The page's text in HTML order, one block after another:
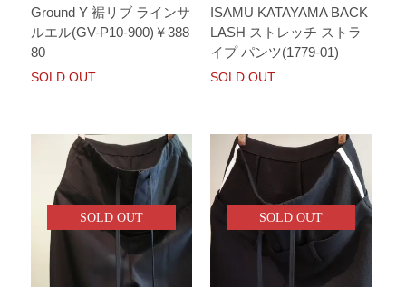
Ground Y 裾リブ ラインサ
ルエル(GV-P10-900)￥388
80
SOLD OUT
ISAMU KATAYAMA BACK
LASH ストレッチ ストラ
イプ パンツ(1779-01)
SOLD OUT
SOLD OUT SOLD OUT